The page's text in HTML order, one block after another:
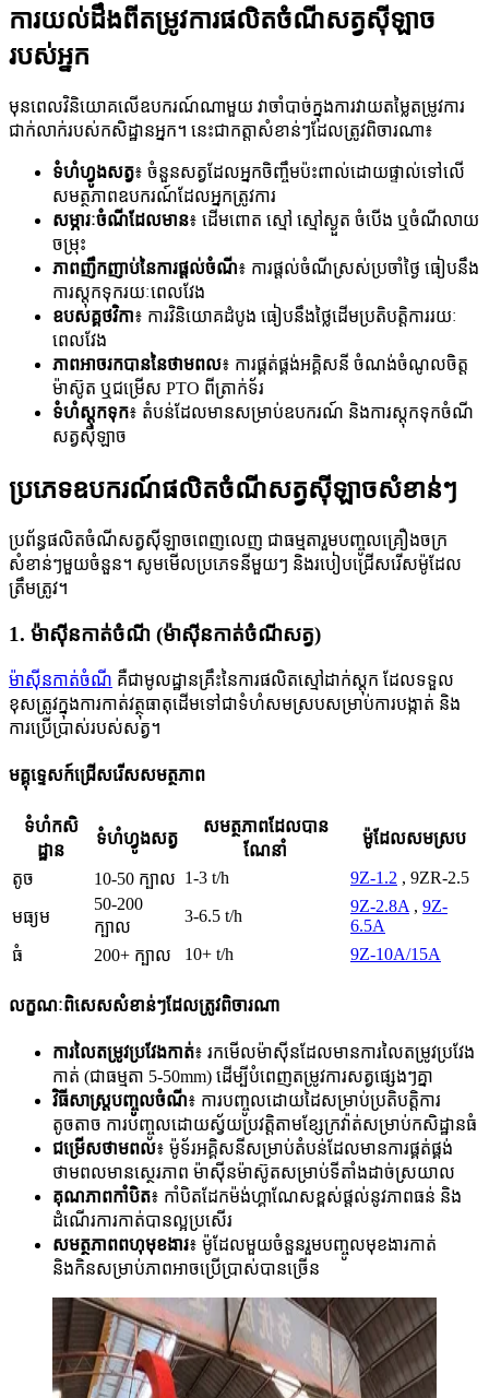
ការយល់ដឹងពីតម្រូវការផលិតចំណីសត្វស៊ីឡាច
របស់អ្នក
មុនពេលវិនិយោគលើឧបករណ៍ណាមួយ វាចាំបាច់ក្នុងការវាយតម្លៃតម្រូវការ
ជាក់លាក់របស់កសិដ្ឋានអ្នក។ នេះជាកត្តាសំខាន់ៗដែលត្រូវពិចារណា៖
ទំហំហ្វូងសត្វ៖ ចំនួនសត្វដែលអ្នកចិញ្ចឹមប៉ះពាល់ដោយផ្ទាល់ទៅលើ
សមត្ថភាពឧបករណ៍ដែលអ្នកត្រូវការ
សម្ភារៈចំណីដែលមាន៖ ដើមពោត ស្មៅ ស្មៅស្ងួត ចំបើង ឬចំណីលាយ
ចម្រុះ
ភាពញឹកញាប់នៃការផ្តល់ចំណី៖ ការផ្តល់ចំណីស្រស់ប្រចាំថ្ងៃ ធៀបនឹង
ការស្តុកទុករយៈពេលវែង
ឧបសគ្គថវិកា៖ ការវិនិយោគដំបូង ធៀបនឹងថ្លៃដើមប្រតិបត្តិការរយៈ
ពេលវែង
ភាពអាចរកបាននៃថាមពល៖ ការផ្គត់ផ្គង់អគ្គិសនី ចំណង់ចំណូលចិត្ត
ម៉ាស៊ូត ឬជម្រើស PTO ពីត្រាក់ទ័រ
ទំហំស្តុកទុក៖ តំបន់ដែលមានសម្រាប់ឧបករណ៍ និងការស្តុកទុកចំណី
សត្វស៊ីឡាច
ប្រភេទឧបករណ៍ផលិតចំណីសត្វស៊ីឡាចសំខាន់ៗ
ប្រព័ន្ធផលិតចំណីសត្វស៊ីឡាចពេញលេញ ជាធម្មតារួមបញ្ចូលគ្រឿងចក្រ
សំខាន់ៗមួយចំនួន។ សូមមើលប្រភេទនីមួយៗ និងរបៀបជ្រើសរើសម៉ូដែល
ត្រឹមត្រូវ។
1. ម៉ាស៊ីនកាត់ចំណី (ម៉ាស៊ីនកាត់ចំណីសត្វ)
ម៉ាស៊ីនកាត់ចំណី គឺជាមូលដ្ឋានគ្រឹះនៃការផលិតស្មៅដាក់ស្តុក ដែលទទួល
ខុសត្រូវក្នុងការកាត់វត្ថុធាតុដើមទៅជាទំហំសមស្របសម្រាប់ការបង្កាត់ និង
ការប្រើប្រាស់របស់សត្វ។
មគ្គុទ្ទេសក៍ជ្រើសរើសសមត្ថភាព
ទំហំកសិ
ដ្ឋាន
ទំហំហ្វូងសត្វ
សមត្ថភាពដែលបាន
ណែនាំ
ម៉ូដែលសមស្រប
តូច 10-50 ក្បាល 1-3 t/h 9Z-1.2 , 9ZR-2.5
មធ្យម
50-200
ក្បាល
3-6.5 t/h
9Z-2.8A , 9Z-
6.5A
ធំ
200+ ក្បាល 10+ t/h 9Z-10A/15A
លក្ខណៈពិសេសសំខាន់ៗដែលត្រូវពិចារណា
ការលៃតម្រូវប្រវែងកាត់៖ រកមើលម៉ាស៊ីនដែលមានការលៃតម្រូវប្រវែង
កាត់ (ជាធម្មតា 5-50mm) ដើម្បីបំពេញតម្រូវការសត្វផ្សេងៗគ្នា
វិធីសាស្រ្តបញ្ចូលចំណី៖ ការបញ្ចូលដោយដៃសម្រាប់ប្រតិបត្តិការ
តូចតាច ការបញ្ចូលដោយស្វ័យប្រវត្តិតាមខ្សែក្រវ៉ាត់សម្រាប់កសិដ្ឋានធំ
ជម្រើសថាមពល៖ ម៉ូទ័រអគ្គិសនីសម្រាប់តំបន់ដែលមានការផ្គត់ផ្គង់
ថាមពលមានស្ថេរភាព ម៉ាស៊ីនម៉ាស៊ូតសម្រាប់ទីតាំងដាច់ស្រយាល
គុណភាពកាំបិត៖ កាំបិតដែកម៉ង់ហ្គាណែសខ្ពស់ផ្តល់នូវភាពធន់ និង
ដំណើរការកាត់បានល្អប្រសើរ
សមត្ថភាពពហុមុខងារ៖ ម៉ូដែលមួយចំនួនរួមបញ្ចូលមុខងារកាត់
និងកិនសម្រាប់ភាពអាចប្រើប្រាស់បានច្រើន